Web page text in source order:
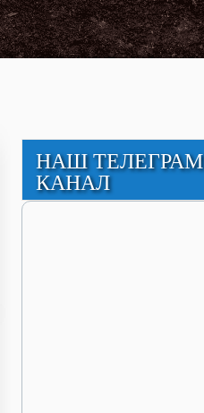
НАШ ТЕЛЕГРАМ
КАНАЛ